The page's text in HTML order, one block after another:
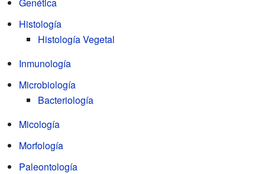
Histología
Histología Vegetal
Inmunología
Microbiología
Bacteriología
Micología
Morfología
Paleontología